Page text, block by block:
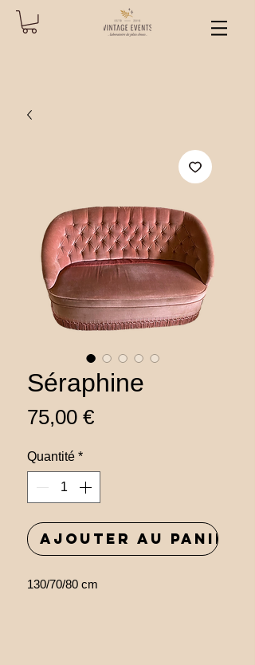
Séraphine
75,00 €Prix
Quantité *
Ajouter au panier
130/70/80 cm